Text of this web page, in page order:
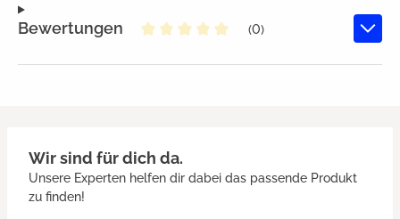
Bewertungen
(0)
Wir sind für dich da.
Unsere Experten helfen dir dabei das passende Produkt
zu finden!